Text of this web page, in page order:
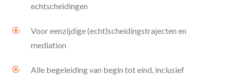
echtscheidingen
Voor eenzijdige (echt)scheidingstrajecten en
mediation
Alle begeleiding van begin tot eind, inclusief